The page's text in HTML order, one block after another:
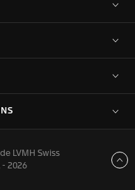
LVMH Swiss
- 2026
Haut de page